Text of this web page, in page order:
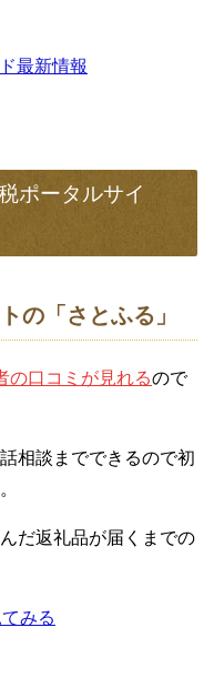
最新情報
ポータルサイ
の「さとふる」
の口コミが見れるので
相談までできるので初
だ返礼品が届くまでの
みる